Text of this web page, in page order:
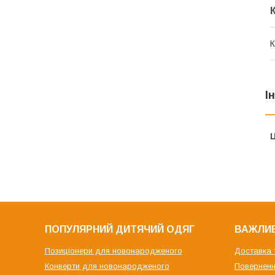
ПОПУЛЯРНИЙ ДИТЯЧИЙ ОДЯГ
Позиціонери для новонародженого
Конверти для новонародженого
Доставка